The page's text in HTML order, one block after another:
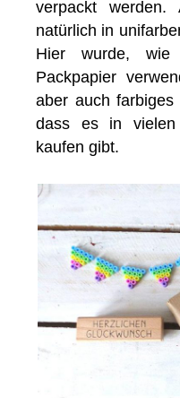
verpackt
natürlich in
Hier wurde, wie
Packpapier
aber auch farbiges
dass es in vielen
kaufen gibt.